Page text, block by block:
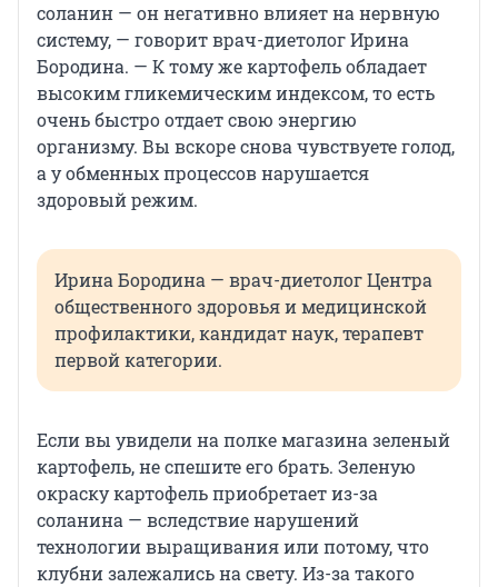
соланин — он негативно влияет на нервную
систему, — говорит врач-диетолог Ирина
Бородина. — К тому же картофель обладает
высоким гликемическим индексом, то есть
очень быстро отдает свою энергию
организму. Вы вскоре снова чувствуете голод,
а у обменных процессов нарушается
здоровый режим.
Ирина Бородина — врач-диетолог Центра
общественного здоровья и медицинской
профилактики, кандидат наук, терапевт
первой категории.
Если вы увидели на полке магазина зеленый
картофель, не спешите его брать. Зеленую
окраску картофель приобретает из-за
соланина — вследствие нарушений
технологии выращивания или потому, что
клубни залежались на свету. Из-за такого